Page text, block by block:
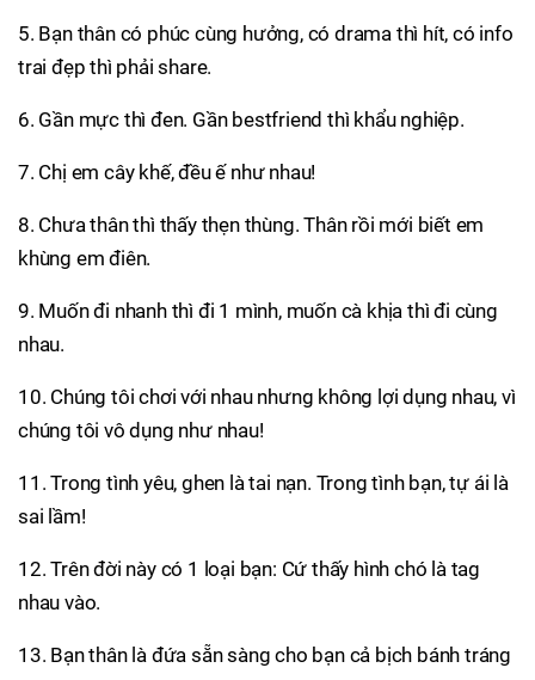
5. Bạn thân có phúc cùng hưởng, có drama thì hít, có info
trai đẹp thì phải share.
6. Gần mực thì đen. Gần bestfriend thì khẩu nghiệp.
7. Chị em cây khế, đều ế như nhau!
8. Chưa thân thì thấy thẹn thùng. Thân rồi mới biết em
khùng em điên.
9. Muốn đi nhanh thì đi 1 mình, muốn cà khịa thì đi cùng
nhau.
10. Chúng tôi chơi với nhau nhưng không lợi dụng nhau, vì
chúng tôi vô dụng như nhau!
11. Trong tình yêu, ghen là tai nạn. Trong tình bạn, tự ái là
sai lầm!
12. Trên đời này có 1 loại bạn: Cứ thấy hình chó là tag
nhau vào.
13. Bạn thân là đứa sẵn sàng cho bạn cả bịch bánh tráng